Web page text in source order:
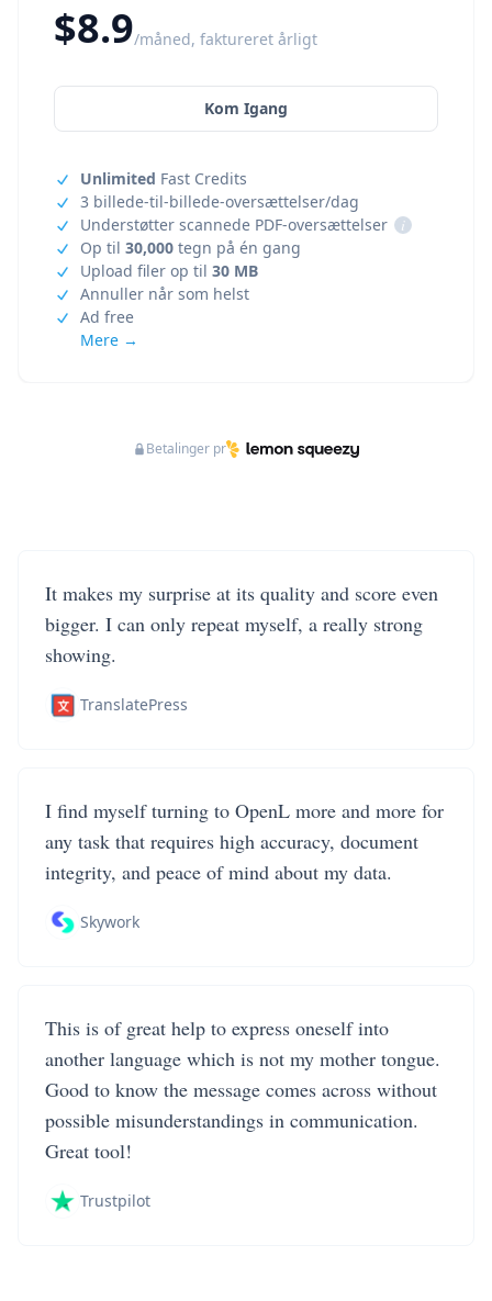
$8.9/måned, faktureret årligt
Kom Igang
Unlimited Fast Credits
3 billede-til-billede-oversættelser/dag
Understøtter scannede PDF-oversættelser
i
Op til 30,000 tegn på én gang
Upload filer op til 30 MB
Annuller når som helst
Ad free
Mere →
Betalinger pr
It makes my surprise at its quality and score even
bigger. I can only repeat myself, a really strong
showing.
TranslatePress
I find myself turning to OpenL more and more for
any task that requires high accuracy, document
integrity, and peace of mind about my data.
Skywork
This is of great help to express oneself into
another language which is not my mother tongue.
Good to know the message comes across without
possible misunderstandings in communication.
Great tool!
Trustpilot